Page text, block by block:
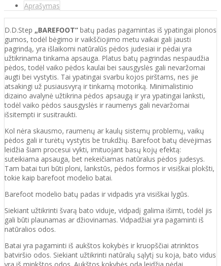
Aprašymas
D.D.Step „BAREFOOT“ batų padas pagamintas iš ypatingai plonos
gumos, todėl bėgimo ir vaikščiojimo metu vaikai gali jausti
pagrindą, yra išlaikomi natūralūs pėdos judesiai ir pėdai yra
užtikrinama tinkama apsauga. Platus batų pagrindas nespaudžia
pėdos, todėl vaiko pėdos kaulai bei sausgyslės gali nevaržomai
augti bei vystytis. Tai ypatingai svarbu kojos pirštams, nes jie
atsakingi už pusiausvyrą ir tinkamą motoriką. Minimalistinio
dizaino avalynė užtikrina pėdos apsaugą ir yra ypatingai lanksti,
todėl vaiko pėdos sausgyslės ir raumenys gali nevaržomai
išsitempti ir susitraukti.
Kol nėra skausmo, raumenų ar kaulų sistemų problemų, vaikų
pėdos gali ir turėtų vystytis be trukdžių. Barefoot batų dėvėjimas
leidžia šiam procesui vykti, imituojant basų kojų efektą:
suteikiama apsauga, bet nekeičiamas natūralus pėdos judesys.
Tam batai turi būti ploni, lankstūs, pėdos formos ir visiškai plokšti,
tokie kaip barefoot modelio batai.
Barefoot modelio batų padas ir vidpadis yra visiškai lygūs.
Siekiant užtikrinti švarą bato viduje, vidpadį galima išimti, todėl jis
gali būti plaunamas ar džiovinamas. Vidpadžiai yra pagaminti iš
natūralios odos.
Batai yra pagaminti iš aukštos kokybės ir kruopščiai atrinktos
batviršio odos. Siekiant užtikrinti natūralų sąlytį su koja, bato vidus